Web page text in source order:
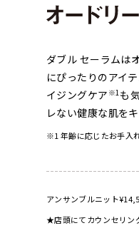
ダブル セーラムは
にぴったりのアイ
イジングケア ※1も
レない健康な肌を
※1 年齢に応じたお手入
アンサンブルニット
★店頭にてカウンセリン